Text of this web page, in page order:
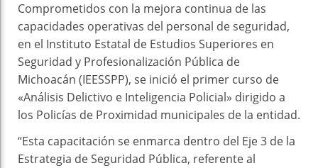
Comprometidos con la mejora continua de las
capacidades operativas del personal de seguridad,
en el Instituto Estatal de Estudios Superiores en
Seguridad y Profesionalización Pública de
Michoacán (IEESSPP), se inició el primer curso de
«Análisis Delictivo e Inteligencia Policial» dirigido a
los Policías de Proximidad municipales de la entidad.
“Esta capacitación se enmarca dentro del Eje 3 de la
Estrategia de Seguridad Pública, referente al